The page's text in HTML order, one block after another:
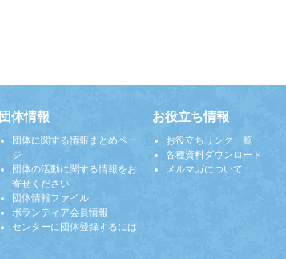
団体情報
団体に関する情報まとめペー
ジ
団体の活動に関する情報をお
寄せください
団体情報ファイル
ボランティア会員情報
センターに団体登録するには
お役立ち情報
お役立ちリンク一覧
各種資料ダウンロード
メルマガについて